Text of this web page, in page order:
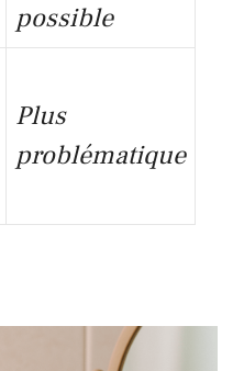
possible
Plus
problématique